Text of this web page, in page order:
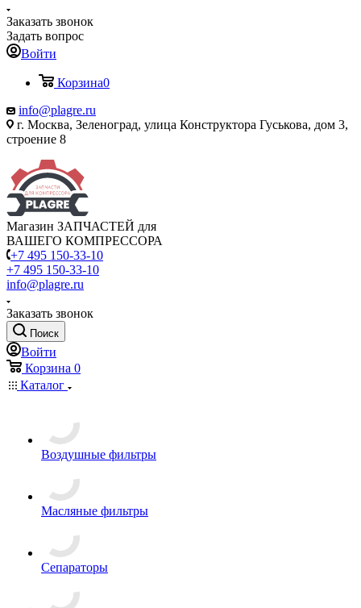
Заказать звонок
Задать вопрос
Войти
Корзина0
info@plagre.ru
г. Москва, Зеленоград, улица Конструктора Гуськова, дом 3,
строение 8
Магазин ЗАПЧАСТЕЙ для
ВАШЕГО КОМПРЕССОРА
+7 495 150-33-10
+7 495 150-33-10
info@plagre.ru
Заказать звонок
Поиск
Войти
Корзина 0
Каталог
Воздушные фильтры
Масляные фильтры
Сепараторы